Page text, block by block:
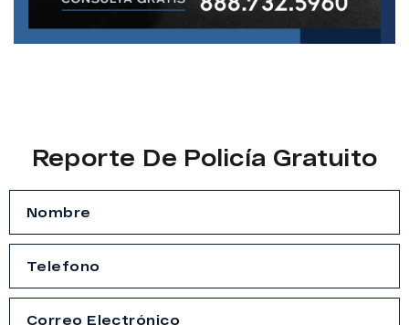
Reporte De Policía Gratuito